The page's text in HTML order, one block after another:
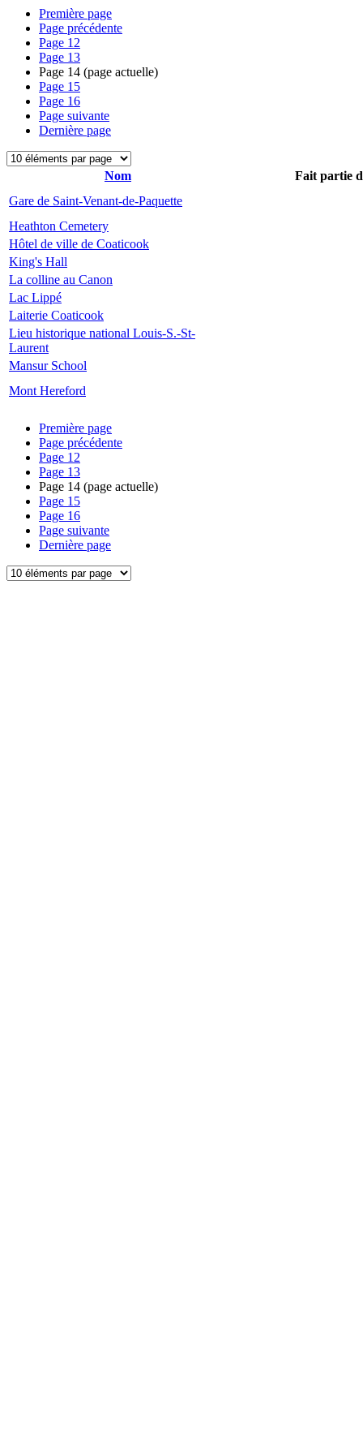
Première page
Page précédente
Page 12
Page 13
Page 14 (page actuelle)
Page 15
Page 16
Page suivante
Dernière page
Nom
Fait partie
Gare de Saint-Venant-de-Paquette
Heathton Cemetery
Hôtel de ville de Coaticook
King's Hall
La colline au Canon
Lac Lippé
Laiterie Coaticook
Lieu historique national Louis-S.-St-
Laurent
Mansur School
Mont Hereford
Première page
Page précédente
Page 12
Page 13
Page 14 (page actuelle)
Page 15
Page 16
Page suivante
Dernière page